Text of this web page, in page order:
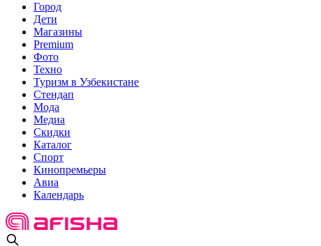
Город
Дети
Магазины
Premium
Фото
Техно
Туризм в Узбекистане
Стендап
Мода
Медиа
Скидки
Каталог
Спорт
Кинопремьеры
Авиа
Календарь